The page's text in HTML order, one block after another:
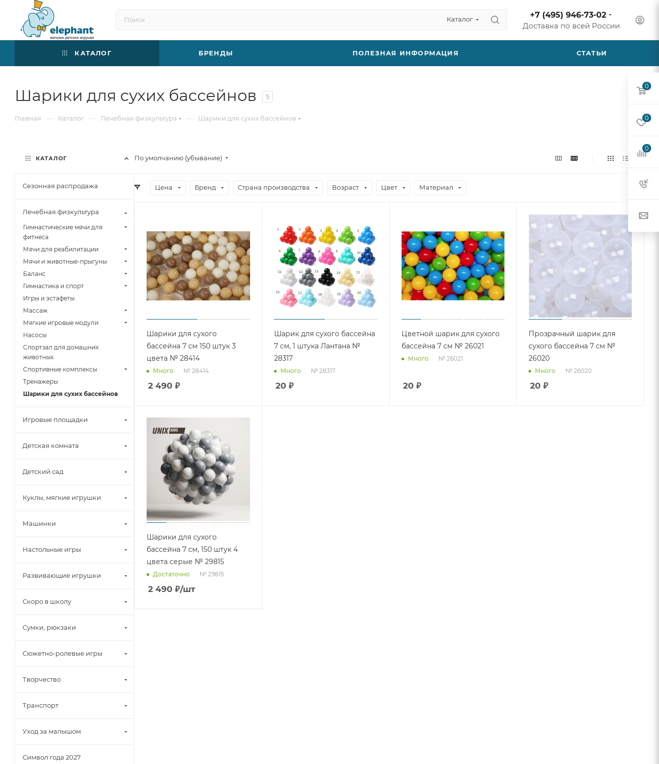
Каталог
+7 (495) 946-73-02
Доставка по всей России
КАТАЛОГ БРЕНДЫ ПОЛЕЗНАЯ ИНФОРМАЦИЯ СТАТЬИ
Шарики для сухих бассейнов 5
Главная — Каталог — Лечебная физкультура — Шарики для сухих бассейнов
По умолчанию (убывание)
Цена Бренд Страна производства Возраст Цвет Материал
Шарики для сухого
бассейна 7 см 150 штук 3
цвета № 28414
Много № 28414
2 490 ₽
Шарик для сухого бассейна
7 см, 1 штука Лантана №
28317
Много № 28317
20 ₽
Цветной шарик для сухого
бассейна 7 см № 26021
Много № 26021
20 ₽
Прозрачный шарик для
сухого бассейна 7 см №
26020
Много № 26020
20 ₽
Шарики для сухого
бассейна 7 см, 150 штук 4
цвета серые № 29815
Достаточно № 29815
2 490 ₽/шт
КАТАЛОГ
Сезонная распродажа
Лечебная физкультура
Гимнастические мячи для
фитнеса
Мячи для реабилитации
Мячи и животные-прыгуны
Баланс
Гимнастика и спорт
Игры и эстафеты
Массаж
Мягкие игровые модули
Насосы
Спортзал для домашних
животных
Спортивные комплексы
Тренажеры
Шарики для сухих бассейнов
Игровые площадки
Детская комната
Детский сад
Куклы, мягкие игрушки
Машинки
Настольные игры
Развивающие игрушки
Скоро в школу
Сумки, рюкзаки
Сюжетно-ролевые игры
Творчество
Транспорт
Уход за малышом
Символ года 2027
0
0
0